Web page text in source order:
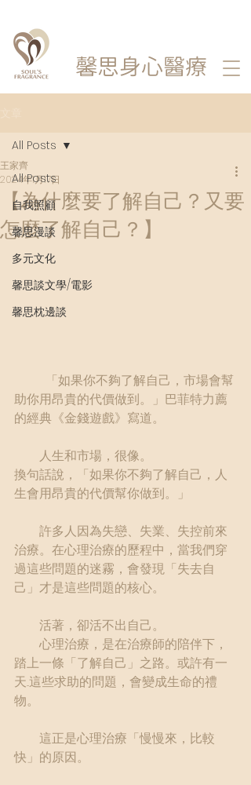
馨思身心醫療
All Posts
自我照顧
馨思漫談
多元文化
馨思談文學/電影
馨思枕邊談
All Posts
【為什麼要了解自己？又要
怎麼了解自己？】
王家齊
2024年1月17日
助你用昂貴的代價做到。」巴菲特力薦
的經典《金錢遊戲》寫道。
人生和市場，很像。
換句話說，「如果你不夠了解自己，人
生會用昂貴的代價幫你做到。」
許多人因為失戀、失業、失控前來
治療。在心理治療的歷程中，當我們穿
過這些問題的迷霧，會發現「失去自
己」才是這些問題的核心。
活著，卻活不出自己。
心理治療，是在治療師的陪伴下，
踏上一條「了解自己」之路。或許有一
天...這些求助的問題，會變成生命的禮
物。
這正是心理治療「慢慢來，比較
快」的原因。